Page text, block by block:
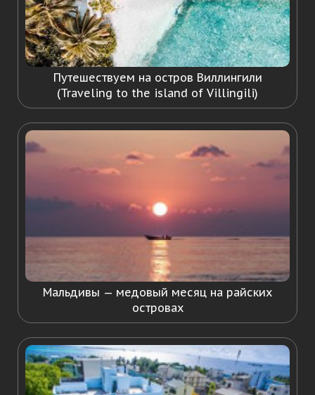
Путешествуем на остров Виллингили
(Traveling to the island of Villingili)
Мальдивы — медовый месяц на райских
островах